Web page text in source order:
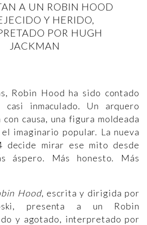
A UN ROBIN HOOD
Y HERIDO,
POR HUGH
JACKMAN
Robin Hood ha sido contado
casi inmaculado. Un arquero
causa, una figura moldeada
imaginario popular. La nueva
decide mirar ese mito desde
áspero. Más honesto. Más
Hood, escrita y dirigida por
presenta a un Robin
y agotado, interpretado por